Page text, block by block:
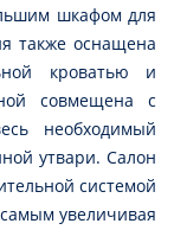
шкафом для
также оснащена
кроватью и
совмещена с
необходимый
утвари. Салон
системой
увеличивая